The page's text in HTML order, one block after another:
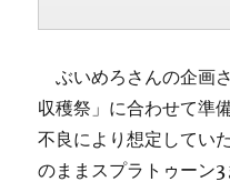
ぶいめろさんの企画
収穫祭」に合わせて準
不良により想定してい
のままスプラトゥーン